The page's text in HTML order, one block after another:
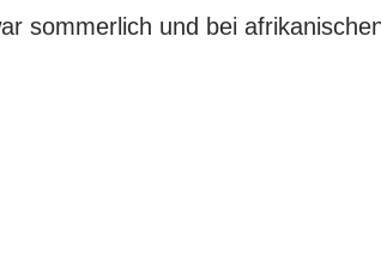
sommerlich und bei